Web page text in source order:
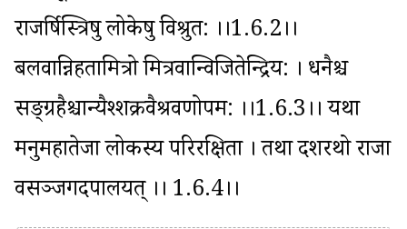
राजर्षिस्त्रिषु लोकेषु विश्रुत: ।।1.6.2।।
बलवान्निहतामित्रो मित्रवान्विजितेन्द्रिय: । धनैश्च
सङ्ग्रहैश्चान्यैश्शक्रवैश्रवणोपम: ।।1.6.3।। यथा
मनुर्महातेजा लोकस्य परिरक्षिता । तथा दशरथो राजा
वसञ्जगदपालयत् ।। 1.6.4।।